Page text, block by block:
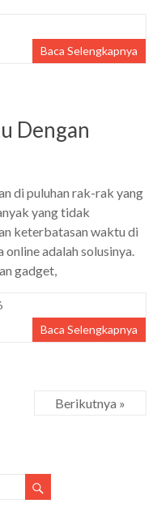
Baca Selengkapnya
Dengan
di puluhan rak-rak yang
yang tidak
keterbatasan waktu di
adalah solusinya.
gadget,
Baca Selengkapnya
Berikutnya »